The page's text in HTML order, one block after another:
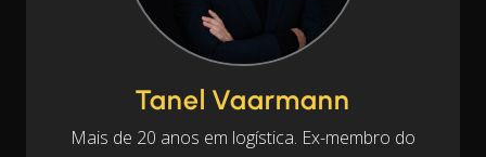
Tanel Vaarmann
Mais de 20 anos em logística. Ex-membro do